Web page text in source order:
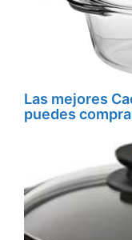
Las mejores
puedes